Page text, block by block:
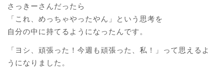
さっきーさんだったら
「これ、めっちゃやったやん」という思考を
自分の中に持てるようになったんです。
「ヨシ、頑張った！今週も頑張った、私！」って思えるよ
うになりました。